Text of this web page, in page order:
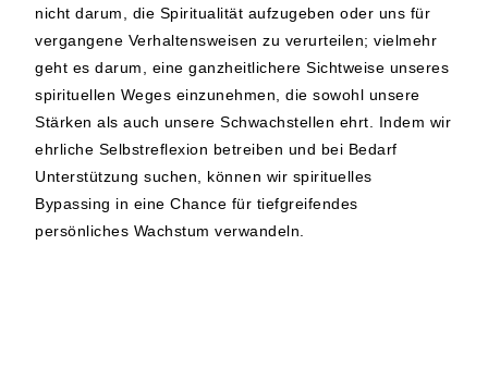
nicht darum, die Spiritualität aufzugeben oder uns für
vergangene Verhaltensweisen zu verurteilen; vielmehr
geht es darum, eine ganzheitlichere Sichtweise unseres
spirituellen Weges einzunehmen, die sowohl unsere
Stärken als auch unsere Schwachstellen ehrt. Indem wir
ehrliche Selbstreflexion betreiben und bei Bedarf
Unterstützung suchen, können wir spirituelles
Bypassing in eine Chance für tiefgreifendes
persönliches Wachstum verwandeln.